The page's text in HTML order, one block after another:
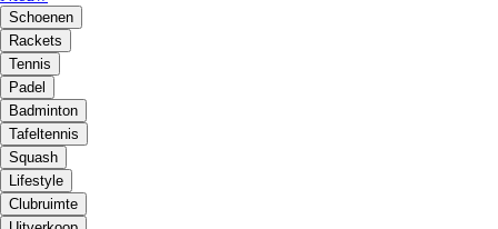
Schoenen
Rackets
Tennis
Padel
Badminton
Tafeltennis
Squash
Lifestyle
Clubruimte